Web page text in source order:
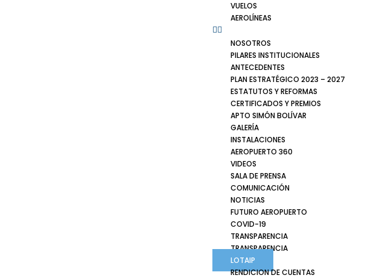
VUELOS
AEROLÍNEAS
NOSOTROS
PILARES INSTITUCIONALES
ANTECEDENTES
PLAN ESTRATÉGICO 2023 – 2027
ESTATUTOS Y REFORMAS
CERTIFICADOS Y PREMIOS
APTO SIMÓN BOLÍVAR
GALERÍA
INSTALACIONES
AEROPUERTO 360
VIDEOS
SALA DE PRENSA
COMUNICACIÓN
NOTICIAS
FUTURO AEROPUERTO
COVID-19
TRANSPARENCIA
TRANSPARENCIA
LOTAIP
RENDICION DE CUENTAS